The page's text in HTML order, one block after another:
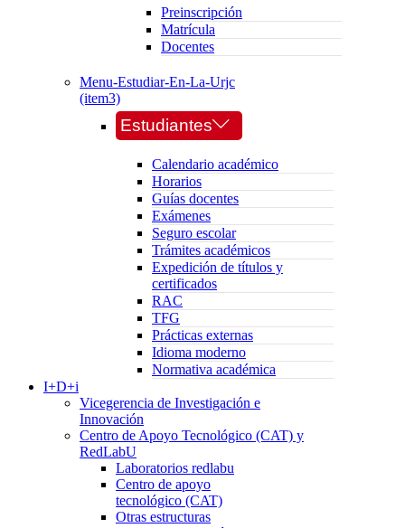
Preinscripción
Matrícula
Docentes
Menu-Estudiar-En-La-Urjc
(item3)
Estudiantes
Calendario académico
Horarios
Guías docentes
Exámenes
Seguro escolar
Trámites académicos
Expedición de títulos y
certificados
RAC
TFG
Prácticas externas
Idioma moderno
Normativa académica
I+D+i
Vicegerencia de Investigación e
Innovación
Centro de Apoyo Tecnológico (CAT) y
RedLabU
Laboratorios redlabu
Centro de apoyo
tecnológico (CAT)
Otras estructuras